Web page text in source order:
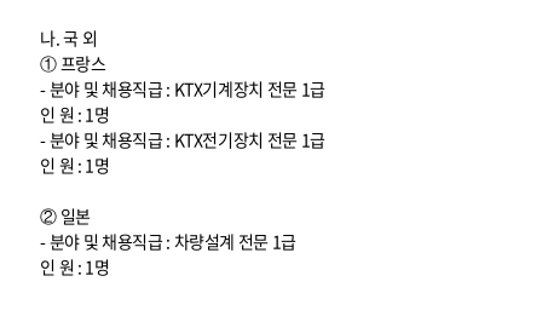
나. 국 외
① 프랑스
- 분야 및 채용직급 : KTX기계장치 전문 1급
인 원 : 1명
- 분야 및 채용직급 : KTX전기장치 전문 1급
인 원 : 1명
② 일본
- 분야 및 채용직급 : 차량설계 전문 1급
인 원 : 1명